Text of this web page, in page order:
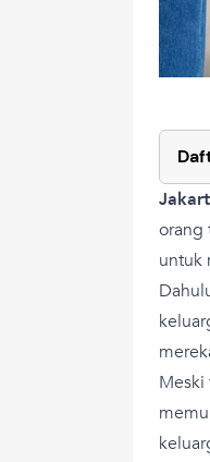
orang
untuk
Meski